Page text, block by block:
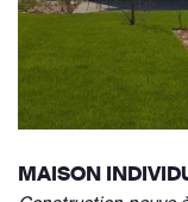
MAISON